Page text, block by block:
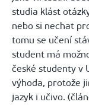
studia klást
nebo si nechat
tomu se učení
student má
české studenty v
výhoda, protože
jazyk i učivo.